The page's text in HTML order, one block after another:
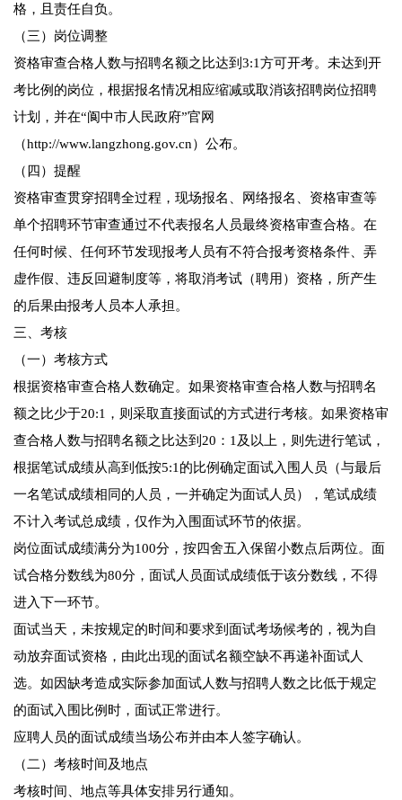
格，且责任自负。
（三）岗位调整
资格审查合格人数与招聘名额之比达到3:1方可开考。未达到开
考比例的岗位，根据报名情况相应缩减或取消该招聘岗位招聘
计划，并在“阆中市人民政府”官网
（http://www.langzhong.gov.cn）公布。
（四）提醒
资格审查贯穿招聘全过程，现场报名、网络报名、资格审查等
单个招聘环节审查通过不代表报名人员最终资格审查合格。在
任何时候、任何环节发现报考人员有不符合报考资格条件、弄
虚作假、违反回避制度等，将取消考试（聘用）资格，所产生
的后果由报考人员本人承担。
三、考核
（一）考核方式
根据资格审查合格人数确定。如果资格审查合格人数与招聘名
额之比少于20:1，则采取直接面试的方式进行考核。如果资格审
查合格人数与招聘名额之比达到20：1及以上，则先进行笔试，
根据笔试成绩从高到低按5:1的比例确定面试入围人员（与最后
一名笔试成绩相同的人员，一并确定为面试人员），笔试成绩
不计入考试总成绩，仅作为入围面试环节的依据。
岗位面试成绩满分为100分，按四舍五入保留小数点后两位。面
试合格分数线为80分，面试人员面试成绩低于该分数线，不得
进入下一环节。
面试当天，未按规定的时间和要求到面试考场候考的，视为自
动放弃面试资格，由此出现的面试名额空缺不再递补面试人
选。如因缺考造成实际参加面试人数与招聘人数之比低于规定
的面试入围比例时，面试正常进行。
应聘人员的面试成绩当场公布并由本人签字确认。
（二）考核时间及地点
考核时间、地点等具体安排另行通知。